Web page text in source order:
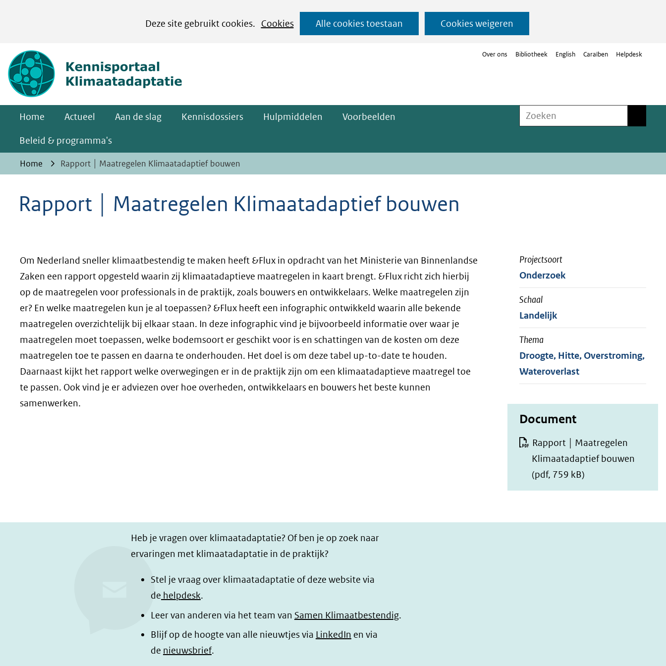
Deze site gebruikt cookies.
Cookies
kan
het
gebruik
van
cookies
deze
website
toegestaan
Alle cookies toestaan Cookies weigeren
Ga
naar
Over ons Bibliotheek English Caraïben Helpdesk
Home Actueel Aan de slag Kennisdossiers Hulpmiddelen Voorbeelden
Beleid & programma's
Zoeken
Home Rapport │ Maatregelen Klimaatadaptief bouwen
Rapport │ Maatregelen Klimaatadaptief bouwen
Om Nederland sneller klimaatbestendig te maken heeft &Flux in opdracht van het Ministerie van Binnenlandse
Zaken een rapport opgesteld waarin zij klimaatadaptieve maatregelen in kaart brengt. &Flux richt zich hierbij
op de maatregelen voor professionals in de praktijk, zoals bouwers en ontwikkelaars. Welke maatregelen zijn
er? En welke maatregelen kun je al toepassen? &Flux heeft een infographic ontwikkeld waarin alle bekende
maatregelen overzichtelijk bij elkaar staan. In deze infographic vind je bijvoorbeeld informatie over waar je
maatregelen moet toepassen, welke bodemsoort er geschikt voor is en schattingen van de kosten om deze
maatregelen toe te passen en daarna te onderhouden. Het doel is om deze tabel up-to-date te houden.
Daarnaast kijkt het rapport welke overwegingen er in de praktijk zijn om een klimaatadaptieve maatregel toe
te passen. Ook vind je er adviezen over hoe overheden, ontwikkelaars en bouwers het beste kunnen
samenwerken.
Projectsoort
Onderzoek
Schaal
Landelijk
Thema
Droogte, Hitte, Overstroming,
Wateroverlast
Document
Rapport │ Maatregelen
Klimaatadaptief bouwen
(pdf, 759 kB)
Heb je vragen over klimaatadaptatie? Of ben je op zoek naar
ervaringen met klimaatadaptatie in de praktijk?
Stel je vraag over klimaatadaptatie of deze website via
de helpdesk.
Leer van anderen via het team van Samen Klimaatbestendig.
Blijf op de hoogte van alle nieuwtjes via LinkedIn (opent
en via
de nieuwsbrief.